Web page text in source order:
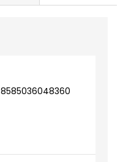
8585036048360